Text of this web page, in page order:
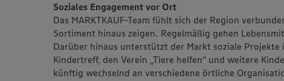
Soziales Engagement vor Ort
Das MARKTKAUF-Team fühlt sich der Region
Sortiment hinaus zeigen. Regelmäßig gehen
Darüber hinaus unterstützt der Markt soziale
Kindertreff, den Verein „Tiere helfen“ und weitere
künftig wechselnd an verschiedene örtliche